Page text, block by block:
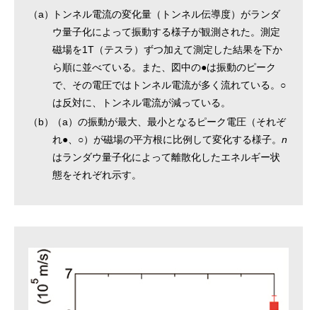
（a）
トンネル電流の変化量（トンネル伝導度）がランダ
ウ量子化によって振動する様子が観測された。測定
磁場を1T（テスラ）ずつ加えて測定した結果を下か
ら順に並べている。また、図中の●は振動のピーク
で、その電圧ではトンネル電流が多く流れている。○
は反対に、トンネル電流が減っている。
（b）
（a）の振動が最大、最小となるピーク電圧（それぞ
れ●、○）が磁場の平方根に比例して変化する様子。 n
はランダウ量子化によって離散化したエネルギー状
態をそれぞれ示す。